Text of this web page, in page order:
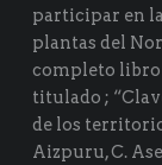
participar en
plantas del
completo libro
titulado ;
de los
Aizpuru, C.